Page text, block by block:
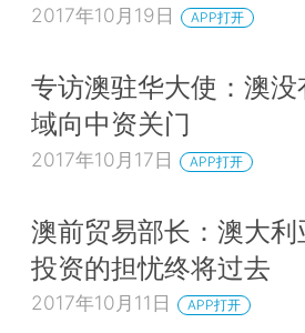
2017年10月19日 APP打开
专访澳驻华大使：澳没
域向中资关门
2017年10月17日 APP打开
澳前贸易部长：澳大利
投资的担忧终将过去
2017年10月11日 APP打开